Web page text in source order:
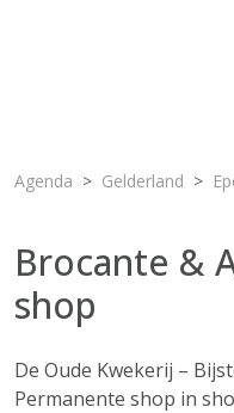
Agenda Gelderland
Brocante &
shop
De Oude Kwekerij –
Permanente shop in